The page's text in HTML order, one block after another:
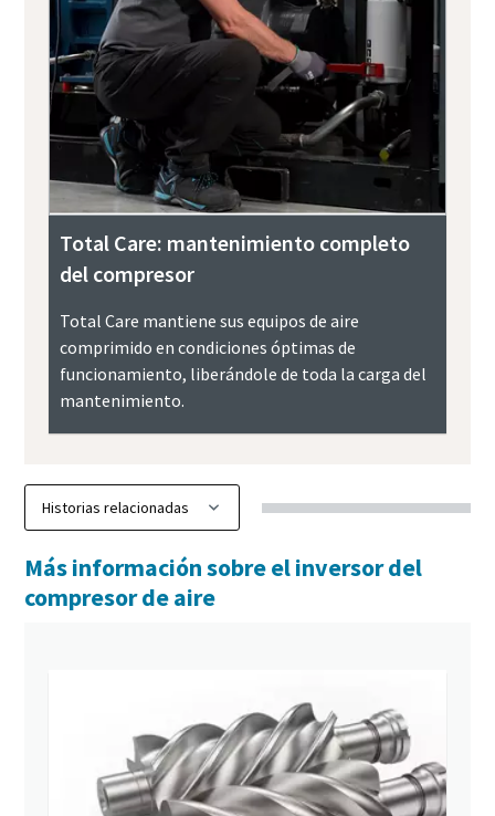
Total Care: mantenimiento completo
del compresor
Total Care mantiene sus equipos de aire
comprimido en condiciones óptimas de
funcionamiento, liberándole de toda la carga del
mantenimiento.
Más información sobre el inversor del
compresor de aire